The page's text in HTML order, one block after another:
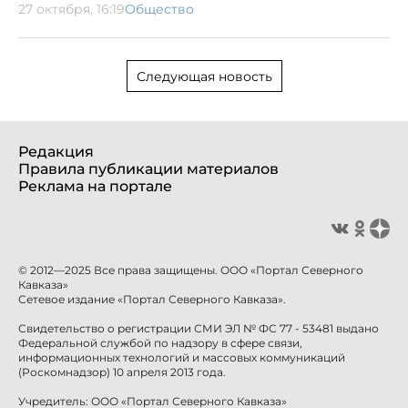
27 октября, 16:19Общество
Следующая новость
Редакция
Правила публикации материалов
Реклама на портале
© 2012—2025 Все права защищены. ООО «Портал Северного
Кавказа»
Сетевое издание «Портал Северного Кавказа».
Свидетельство о регистрации СМИ ЭЛ № ФС 77 - 53481 выдано
Федеральной службой по надзору в сфере связи,
информационных технологий и массовых коммуникаций
(Роскомнадзор) 10 апреля 2013 года.
Учредитель: ООО «Портал Северного Кавказа»